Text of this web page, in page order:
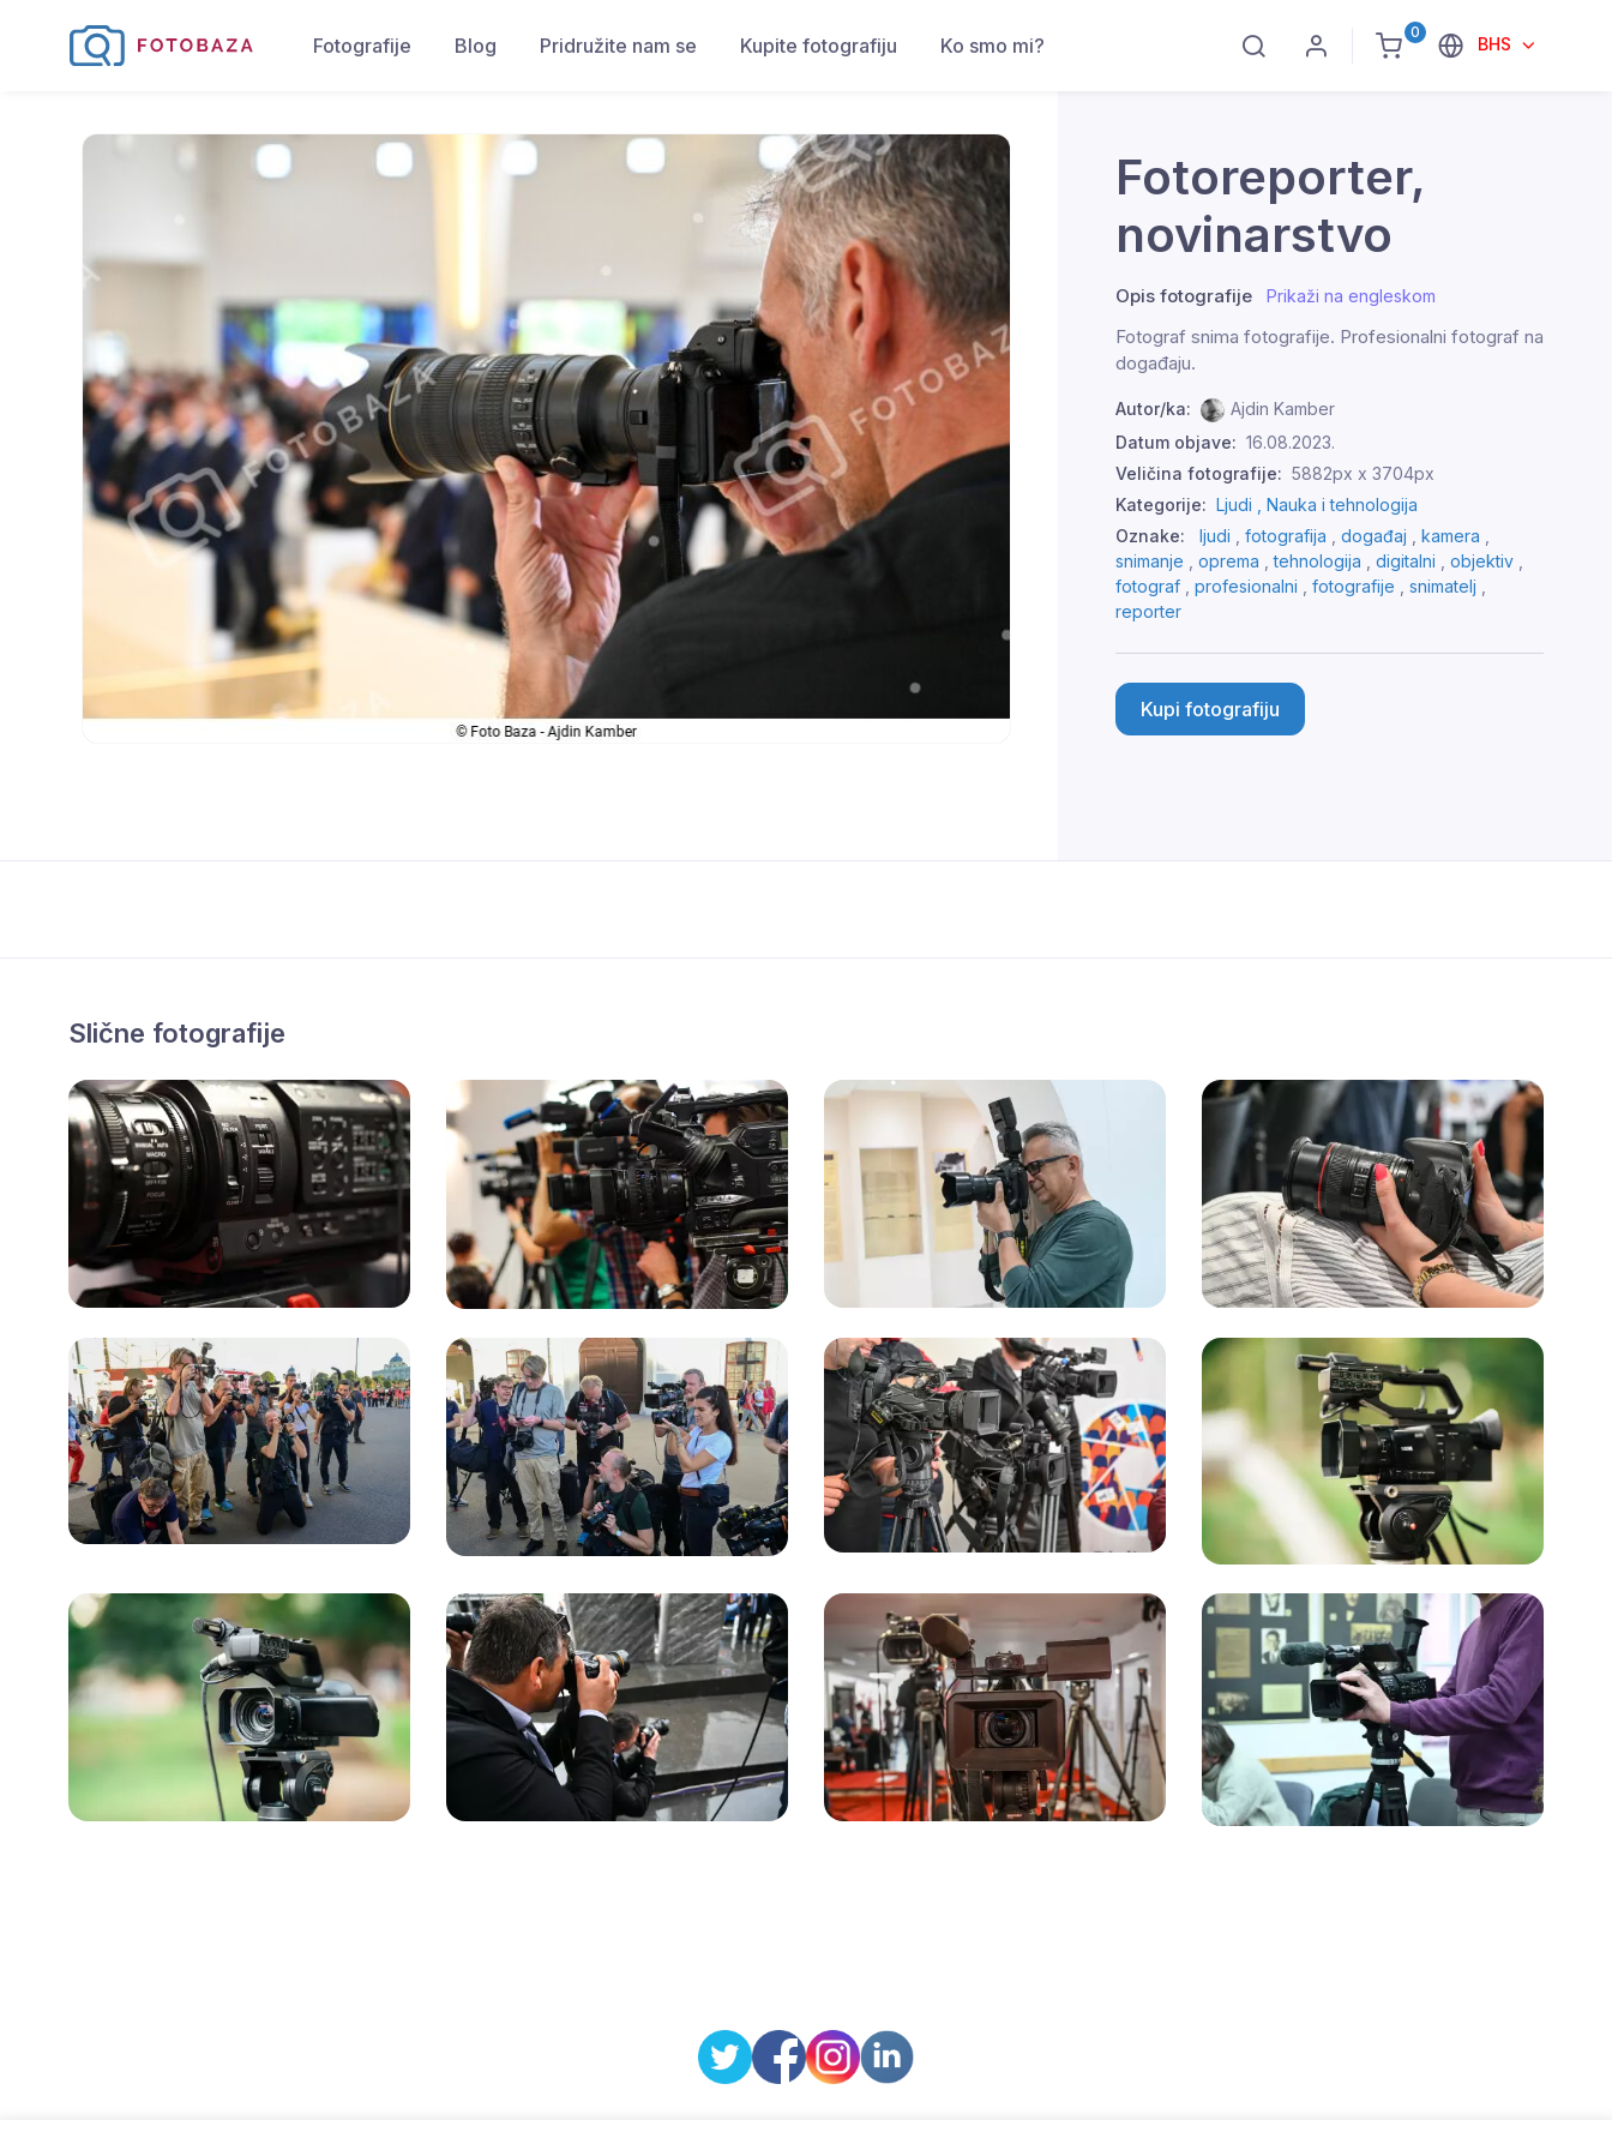
0
BHS
Fotografije Blog Pridružite nam se Kupite fotografiju Ko smo mi?
Fotoreporter,
novinarstvo
Opis fotografije Prikaži na engleskom
Fotograf snima fotografije. Profesionalni fotograf na
događaju.
Autor/ka:
Ajdin Kamber
Datum objave: 16.08.2023.
Veličina fotografije: 5882px x 3704px
Kategorije: Ljudi , Nauka i tehnologija
Oznake:
ljudi , fotografija , događaj , kamera ,
snimanje , oprema ,tehnologija , digitalni , objektiv ,
fotograf , profesionalni , fotografije , snimatelj ,
reporter
Kupi fotografiju
Slične fotografije